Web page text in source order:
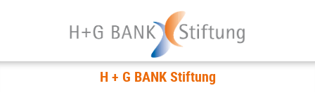
H + G BANK Stiftung